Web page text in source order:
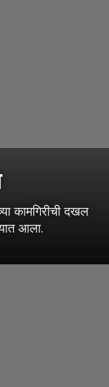
कामगिरीची दखल
आला.